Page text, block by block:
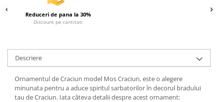
Suporti auto
Accesorii biciclete
Articole de plaja
Pistoale cu apa
Articole pentru Copii
Articole Diverse copii
Reduceri de pana la 30%
Discount pe cantitati
Descriere
Ornamentul de Craciun model Mos Craciun, este o alegere
minunata pentru a aduce spiritul sarbatorilor în decorul bradului
tau de Craciun. Iata câteva detalii despre acest ornament: